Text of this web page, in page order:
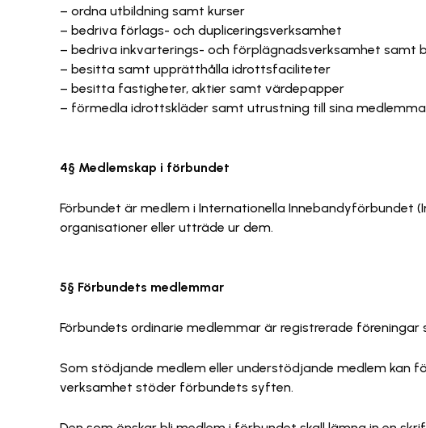
– ordna utbildning samt kurser
– bedriva förlags- och dupliceringsverksamhet
– bedriva inkvarterings- och förplägnadsverksamhet samt
– besitta samt upprätthålla idrottsfaciliteter
– besitta fastigheter, aktier samt värdepapper
– förmedla idrottskläder samt utrustning till sina
4§ Medlemskap i förbundet
Förbundet är medlem i Internationella Innebandyförbundet
organisationer eller utträde ur dem.
5§ Förbundets medlemmar
Förbundets ordinarie medlemmar är registrerade
Som stödjande medlem eller understödjande medlem kan
verksamhet stöder förbundets syften.